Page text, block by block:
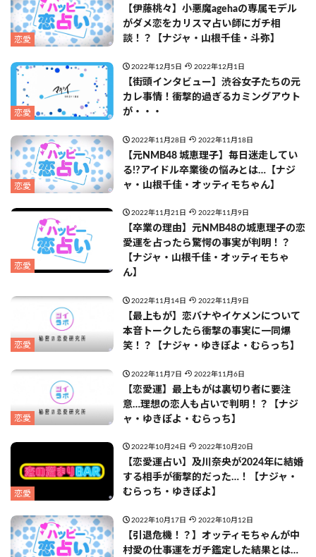
恋愛
【伊藤桃々】小悪魔agehaの専属モデル
がダメ恋をカリスマ占い師にガチ相
談！？【ナジャ・山根千佳・斗弥】
恋愛
2022年12月5日 2022年12月1日
【街頭インタビュー】渋谷女子たちの元
カレ事情！衝撃的過ぎるカミングアウト
が・・・
恋愛
2022年11月28日 2022年11月18日
【元NMB48 城恵理子】毎日迷走してい
る!?アイドル卒業後の悩みとは…【ナジ
ャ・山根千佳・オッティモちゃん】
恋愛
2022年11月21日 2022年11月9日
【卒業の理由】元NMB48の城恵理子の恋
愛運を占ったら驚愕の事実が判明！？
【ナジャ・山根千佳・オッティモちゃ
ん】
恋愛
2022年11月14日 2022年11月9日
【最上もが】恋バナやイケメンについて
本音トークしたら衝撃の事実に一同爆
笑！？【ナジャ・ゆきぽよ・むらっち】
恋愛
2022年11月7日 2022年11月6日
【恋愛運】最上もがは裏切り者に要注
意…理想の恋人も占いで判明！？【ナジ
ャ・ゆきぽよ・むらっち】
恋愛
2022年10月24日 2022年10月20日
【恋愛運占い】及川奈央が2024年に結婚
する相手が衝撃的だった…！【ナジャ・
むらっち・ゆきぽよ】
2022年10月17日 2022年10月12日
【引退危機！？】オッティモちゃんが中
村愛の仕事運をガチ鑑定した結果とは…